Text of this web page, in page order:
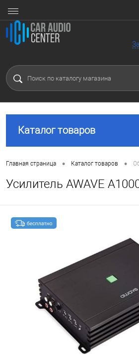
Каталог товаров
Главная страница • Каталог товаров •
Усилитель AWAVE